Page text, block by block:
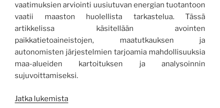
vaatimuksien arviointi uusiutuvan energian tuotantoon
vaatii maaston huolellista tarkastelua. Tässä
artikkelissa käsitellään avointen
paikkatietoaineistojen, maatutkauksen ja
autonomisten järjestelmien tarjoamia mahdollisuuksia
maa-alueiden kartoituksen ja analysoinnin
sujuvoittamiseksi.
Jatka lukemista”Älykäs